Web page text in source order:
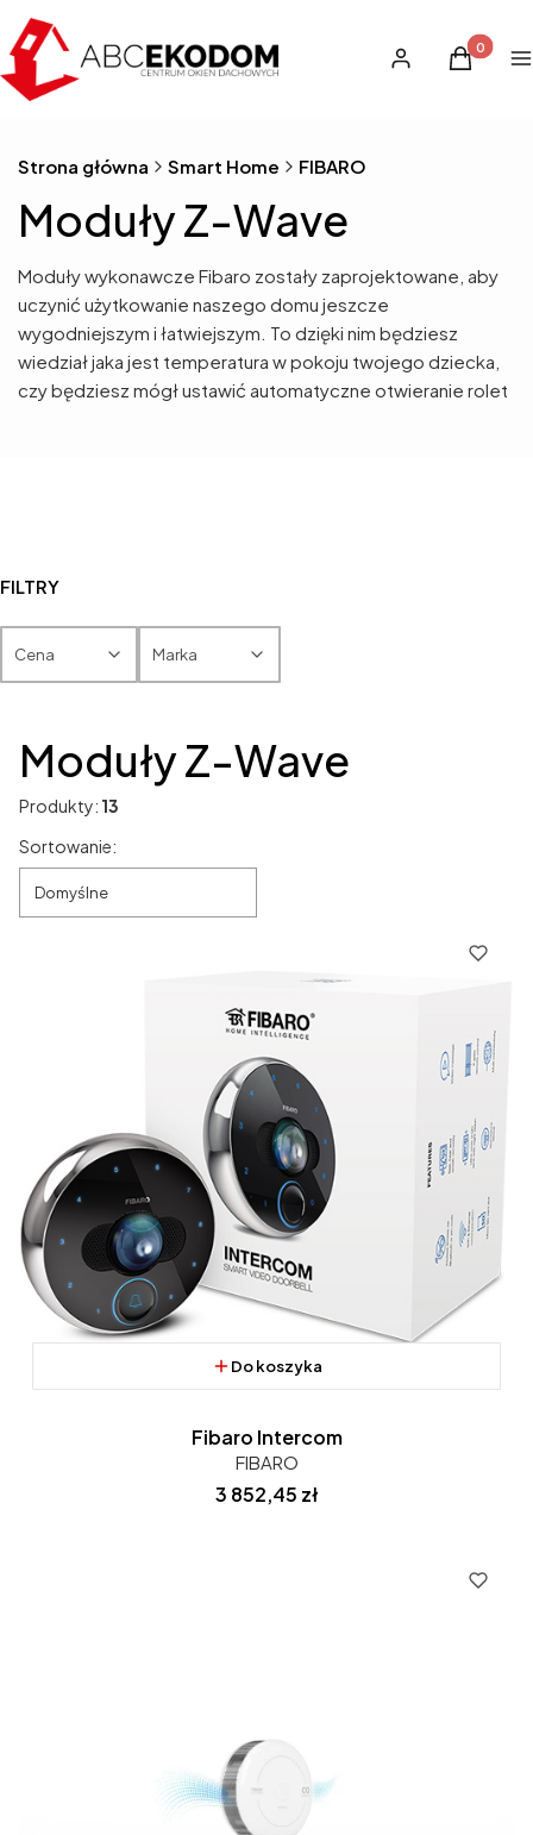
Zaloguj sięProdukty
Koszyk
Strona główna Smart Home FIBARO
Moduły Z-Wave
Moduły wykonawcze Fibaro zostały zaprojektowane, aby
uczynić użytkowanie naszego domu jeszcze
wygodniejszym i łatwiejszym. To dzięki nim będziesz
wiedział jaka jest temperatura w pokoju twojego dziecka,
czy będziesz mógł ustawić automatyczne otwieranie rolet
FILTRY
Cena Marka
Moduły Z-Wave
Produkty: 13
Lista produktów
Sortowanie:
Domyślne
Do koszyka
Fibaro Intercom
FIBARO
Cena
3 852,45 zł